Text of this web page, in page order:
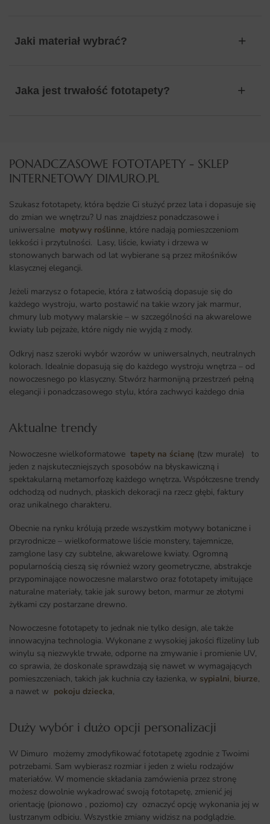
Jaki materiał wybrać?
Jaka jest trwałość fototapety?
PONADCZASOWE FOTOTAPETY - SKLEP
INTERNETOWY DIMURO.PL​
Szukasz fototapety, która będzie Ci służyć przez lata i dopasuje się
do zmian we wnętrzu? U nas znajdziesz ponadczasowe i
uniwersalne motywy roślinne, które nadają pomieszczeniom
lekkości i przytulności. Lasy, liście, kwiaty i drzewa w
stonowanych barwach od lat wybierane są przez miłośników
klasycznej elegancji.
Jeżeli marzysz o fotapecie, która z łatwością dopasuje się do
każdego wystroju, warto postawić na takie wzory jak marmur,
chmury lub motywy malarskie – w szczególności na akwarelowe
kwiaty lub pejzaże, które nigdy nie wyjdą z mody.
Odkryj nasz szeroki wybór wzorów w uniwersalnych, neutralnych
kolorach. Idealnie dopasują się do każdego wystroju wnętrza – od
nowoczesnego po klasyczny. Stwórz harmonijną przestrzeń pełną
elegancji i ponadczasowego stylu, która zachwyci każdego dnia
Aktualne trendy​
Nowoczesne wielkoformatowe tapety na ścianę (tzw murale) to
jeden z najskuteczniejszych sposobów na błyskawiczną i
spektakularną metamorfozę każdego wnętrza. Współczesne trendy
odchodzą od nudnych, płaskich dekoracji na rzecz głębi, faktury
oraz unikalnego charakteru.
Obecnie na rynku królują przede wszystkim motywy botaniczne i
przyrodnicze – wielkoformatowe liście monstery, tajemnicze,
zamglone lasy czy subtelne, akwarelowe kwiaty. Ogromną
popularnością cieszą się również wzory geometryczne, abstrakcje
przypominające nowoczesne malarstwo oraz fototapety imitujące
naturalne materiały, takie jak surowy beton, marmur ze złotymi
żyłkami czy postarzane drewno.
Nowoczesne fototapety to jednak nie tylko design, ale także
innowacyjna technologia. Wykonane z wysokiej jakości flizeliny lub
winylu są niezwykle trwałe, odporne na zmywanie i promienie UV,
co sprawia, że doskonale sprawdzają się nawet w wymagających
pomieszczeniach, takich jak kuchnia czy łazienka, w sypialni, biurze,
a nawet w pokoju dziecka,
Duży wybór i dużo opcji personalizacji ​
W Dimuro możemy zmodyfikować fototapetę zgodnie z Twoimi
potrzebami. Sam wybierasz rozmiar i jeden z wielu rodzajów
materiałów. W momencie składania zamówienia przez stronę
możesz dowolnie wykadrować swoją fototapetę, zmienić jej
orientację (pionowo , poziomo) czy oznaczyć opcję wykonania jej w
lustrzanym odbiciu. Wszystkie zmiany widzisz na podglądzie.